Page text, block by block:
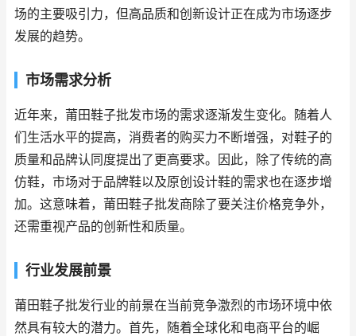
场的主要吸引力，但高品质和创新设计正在成为市场逐步
发展的趋势。
市场需求分析
近年来，莆田鞋子批发市场的需求逐渐发生变化。随着人
们生活水平的提高，消费者的购买力不断增强，对鞋子的
质量和品牌认同度提出了更高要求。因此，除了传统的高
仿鞋，市场对于品牌鞋以及原创设计鞋的需求也在逐步增
加。这意味着，莆田鞋子批发商除了要关注价格竞争外，
还需重视产品的创新性和质量。
行业发展前景
莆田鞋子批发行业的前景在当前竞争激烈的市场环境中依
然具有较大的潜力。首先，随着全球化和电商平台的崛